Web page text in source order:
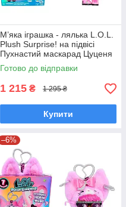
М’яка іграшка ‑ лялька L.O.L.
Plush Surprise! на підвісі
Пухнастий маскарад Цуценя
Тарт Лол з вушками 249498-5
Готово до відправки
1 215 ₴ 1 295 ₴
Купити
–6%